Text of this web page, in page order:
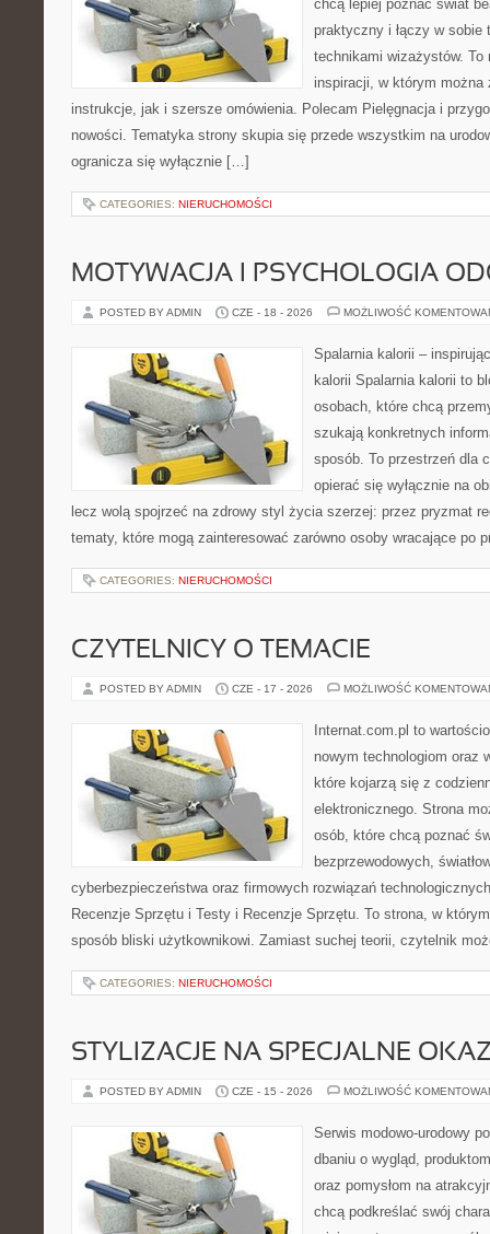
chcą lepiej poznać świat
praktyczny i łączy w sobie
technikami wizażystów. To
inspiracji, w którym można
instrukcje, jak i szersze omówienia. Polecam Pielęgnacja i
nowości. Tematyka strony skupia się przede wszystkim na
ogranicza się wyłącznie […]
CATEGORIES: NIERUCHOMOŚCI
MOTYWACJA I PSYCHOLOGIA
POSTED BY ADMIN CZE - 18 - 2026 MOŻLIWOŚĆ
Spalarnia kalorii –
kalorii Spalarnia kalorii to
osobach, które chcą
szukają konkretnych
sposób. To przestrzeń dla
opierać się wyłącznie na
lecz wolą spojrzeć na zdrowy styl życia szerzej: przez pryzmat
tematy, które mogą zainteresować zarówno osoby wracające po
CATEGORIES: NIERUCHOMOŚCI
CZYTELNICY O TEMACIE
POSTED BY ADMIN CZE - 17 - 2026 MOŻLIWOŚĆ
Internat.com.pl to
nowym technologiom oraz
które kojarzą się z
elektronicznego. Strona
osób, które chcą poznać
bezprzewodowych,
cyberbezpieczeństwa oraz firmowych rozwiązań
Recenzje Sprzętu i Testy i Recenzje Sprzętu. To strona, w
sposób bliski użytkownikowi. Zamiast suchej teorii, czytelnik
CATEGORIES: NIERUCHOMOŚCI
STYLIZACJE NA SPECJALNE
POSTED BY ADMIN CZE - 15 - 2026 MOŻLIWOŚĆ
Serwis modowo-urodowy
dbaniu o wygląd,
oraz pomysłom na
chcą podkreślać swój